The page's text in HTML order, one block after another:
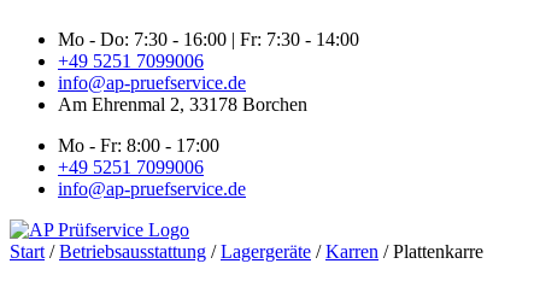
Inhalt
springen
Mo - Do: 7:30 - 16:00 | Fr: 7:30 - 14:00
+49 5251 7099006
info@ap-pruefservice.de
Am Ehrenmal 2, 33178 Borchen
Mo - Fr: 8:00 - 17:00
+49 5251 7099006
info@ap-pruefservice.de
Start /Betriebsausstattung /Lagergeräte /Karren / Plattenkarre